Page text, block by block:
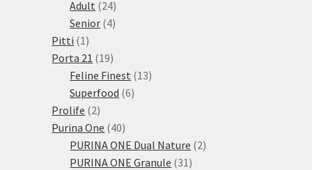
Adult 2424
produktů
Senior 44
Pitti 1 1
produkt
Porta 21 1919
produktů
Feline Finest 1313
Superfood 66
Prolife 22
produkty
Purina One 4040
produktů
PURINA ONE Dual Nature 22
PURINA ONE Granule 31 31